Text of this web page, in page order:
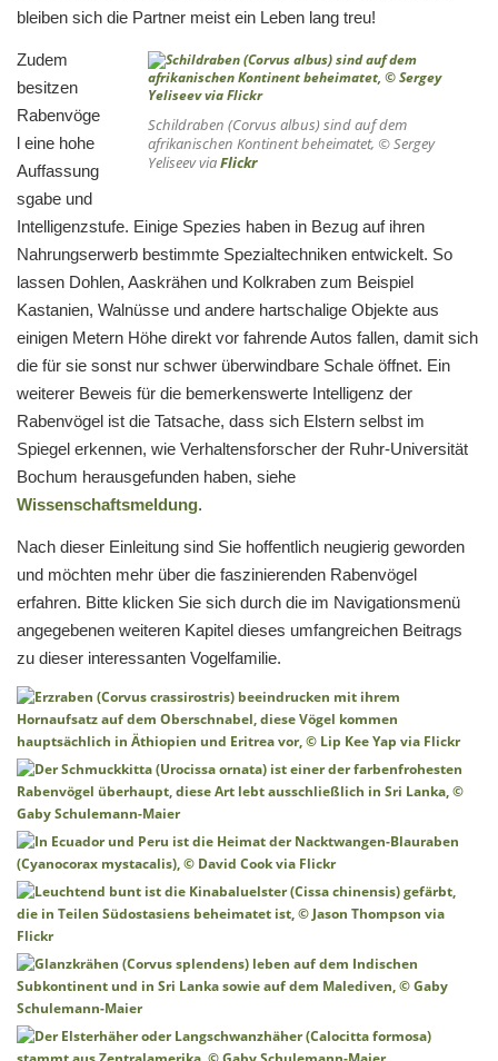
bleiben sich die Partner meist ein Leben lang treu!
Schildraben (Corvus albus) sind auf dem
afrikanischen Kontinent beheimatet, © Sergey
Yeliseev viaFlickr
Zudem
besitzen
Rabenvöge
l eine hohe
Auffassung
sgabe und
Intelligenzstufe. Einige Spezies haben in Bezug auf ihren
Nahrungserwerb bestimmte Spezialtechniken entwickelt. So
lassen Dohlen, Aaskrähen und Kolkraben zum Beispiel
Kastanien, Walnüsse und andere hartschalige Objekte aus
einigen Metern Höhe direkt vor fahrende Autos fallen, damit sich
die für sie sonst nur schwer überwindbare Schale öffnet. Ein
weiterer Beweis für die bemerkenswerte Intelligenz der
Rabenvögel ist die Tatsache, dass sich Elstern selbst im
Spiegel erkennen, wie Verhaltensforscher der Ruhr-Universität
Bochum herausgefunden haben, siehe
Wissenschaftsmeldung.
Nach dieser Einleitung sind Sie hoffentlich neugierig geworden
und möchten mehr über die faszinierenden Rabenvögel
erfahren. Bitte klicken Sie sich durch die im Navigationsmenü
angegebenen weiteren Kapitel dieses umfangreichen Beitrags
zu dieser interessanten Vogelfamilie.